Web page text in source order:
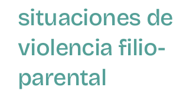
Mapa de recursos
Observatorio VFP
Contacto
situaciones de
violencia filio-
parental